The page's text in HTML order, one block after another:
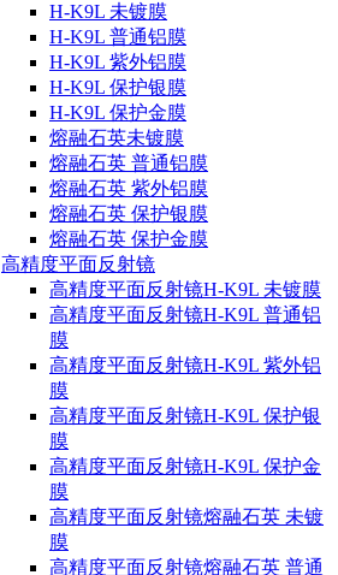
H-K9L 未镀膜
H-K9L 普通铝膜
H-K9L 紫外铝膜
H-K9L 保护银膜
H-K9L 保护金膜
熔融石英未镀膜
熔融石英 普通铝膜
熔融石英 紫外铝膜
熔融石英 保护银膜
熔融石英 保护金膜
高精度平面反射镜
高精度平面反射镜H-K9L 未镀膜
高精度平面反射镜H-K9L 普通铝
膜
高精度平面反射镜H-K9L 紫外铝
膜
高精度平面反射镜H-K9L 保护银
膜
高精度平面反射镜H-K9L 保护金
膜
高精度平面反射镜熔融石英 未镀
膜
高精度平面反射镜熔融石英 普通